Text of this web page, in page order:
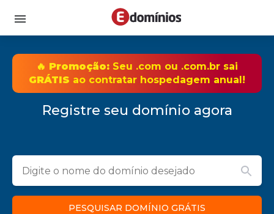
🔥 Promoção: Seu .com ou .com.br sai
GRÁTIS ao contratar hospedagem anual!
Registre seu domínio agora
PESQUISAR DOMÍNIO GRÁTIS